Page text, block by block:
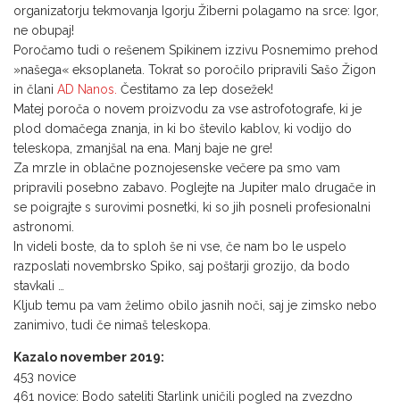
organizatorju tekmovanja Igorju Žiberni polagamo na srce: Igor,
ne obupaj!
Poročamo tudi o rešenem Spikinem izzivu Posnemimo prehod
»našega« eksoplaneta. Tokrat so poročilo pripravili Sašo Žigon
in člani AD Nanos. Čestitamo za lep dosežek!
Matej poroča o novem proizvodu za vse astrofotografe, ki je
plod domačega znanja, in ki bo število kablov, ki vodijo do
teleskopa, zmanjšal na ena. Manj baje ne gre!
Za mrzle in oblačne poznojesenske večere pa smo vam
pripravili posebno zabavo. Poglejte na Jupiter malo drugače in
se poigrajte s surovimi posnetki, ki so jih posneli profesionalni
astronomi.
In videli boste, da to sploh še ni vse, če nam bo le uspelo
razposlati novembrsko Spiko, saj poštarji grozijo, da bodo
stavkali …
Kljub temu pa vam želimo obilo jasnih noči, saj je zimsko nebo
zanimivo, tudi če nimaš teleskopa.
Kazalo november 2019:
453 novice
461 novice: Bodo sateliti Starlink uničili pogled na zvezdno